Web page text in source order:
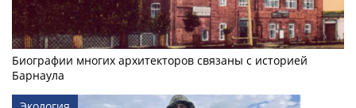
Биографии многих архитекторов связаны с историей
Барнаула